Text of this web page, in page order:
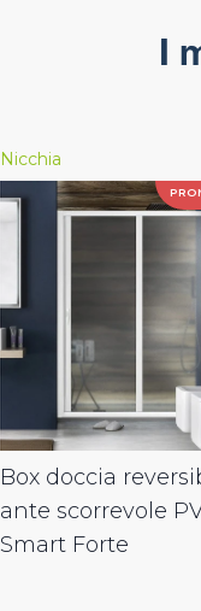
I
Nicchia
Box doccia
ante scorrevole
Smart Forte